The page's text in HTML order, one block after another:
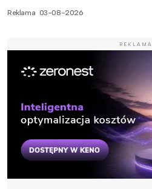
Reklama 03-08-2026
REKLAMA